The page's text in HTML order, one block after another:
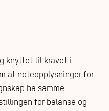
knyttet til kravet i
at noteopplysninger for
ha samme
for balanse og